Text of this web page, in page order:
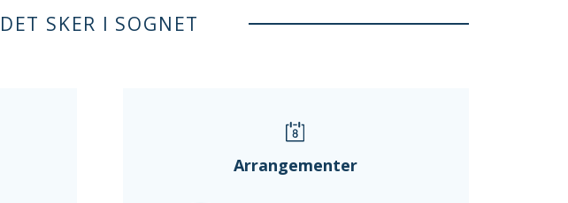
DET SKER I SOGNET
Arrangementer